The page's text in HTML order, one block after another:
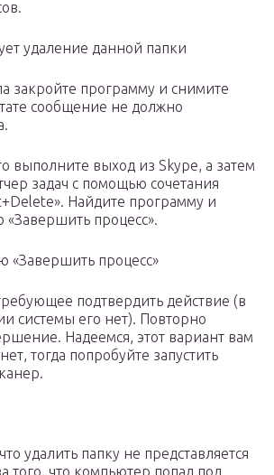
удаление данной папки
закройте программу и снимите
сообщение не должно
выполните выход из Skype, а затем
задач с помощью сочетания
Найдите программу и
процесс».
процесс»
подтвердить действие (в
системы его нет). Повторно
Надеемся, этот вариант вам
тогда попробуйте запустить
удалить папку не представляется
того, что компьютер попал под